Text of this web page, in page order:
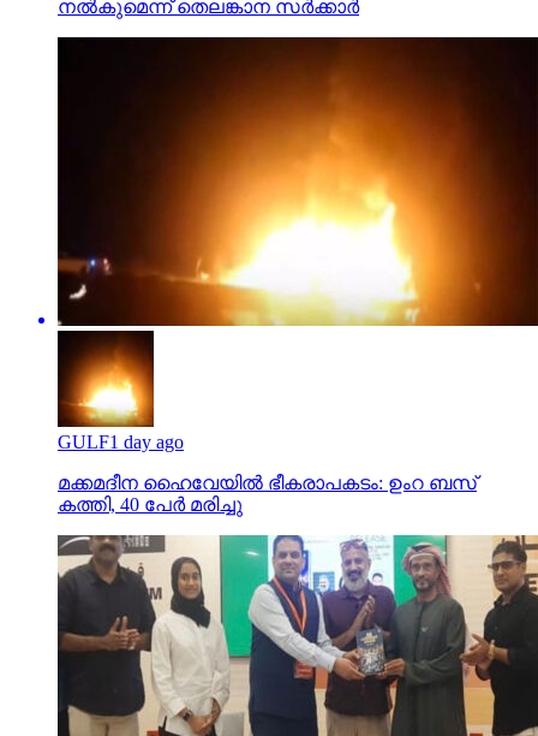
നല്‍കുമെന്ന് തെലങ്കാന സര്‍ക്കാര്‍
GULF1 day ago
മക്കമദീന ഹൈവേയില്‍ ഭീകരാപകടം: ഉംറ ബസ്
കത്തി, 40 പേര്‍ മരിച്ചു